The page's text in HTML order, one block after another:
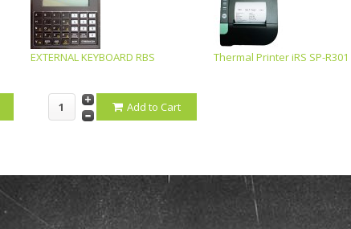
EXTERNAL KEYBOARD RBS
Add to Cart
Thermal Printer iRS SP-R301